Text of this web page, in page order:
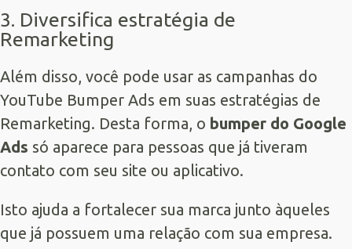
3. Diversifica estratégia de
Remarketing
Além disso, você pode usar as campanhas do
YouTube Bumper Ads em suas estratégias de
Remarketing. Desta forma, o bumper do Google
Ads só aparece para pessoas que já tiveram
contato com seu site ou aplicativo.
Isto ajuda a fortalecer sua marca junto àqueles
que já possuem uma relação com sua empresa.